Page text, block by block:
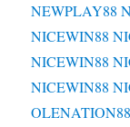
NEWPLAY88
NICEWIN88
NICEWIN88
NICEWIN88